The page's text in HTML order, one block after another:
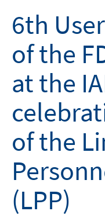
6th
of the
at the
of the
(LPP)